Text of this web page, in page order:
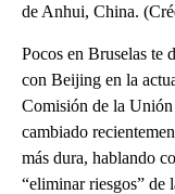
de Anhui, China.
Pocos en Bruselas te
con Beijing en la
Comisión de la
cambiado
más dura, hablando
“eliminar riesgos” de